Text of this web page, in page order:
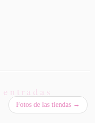
Fotos de las tiendas →